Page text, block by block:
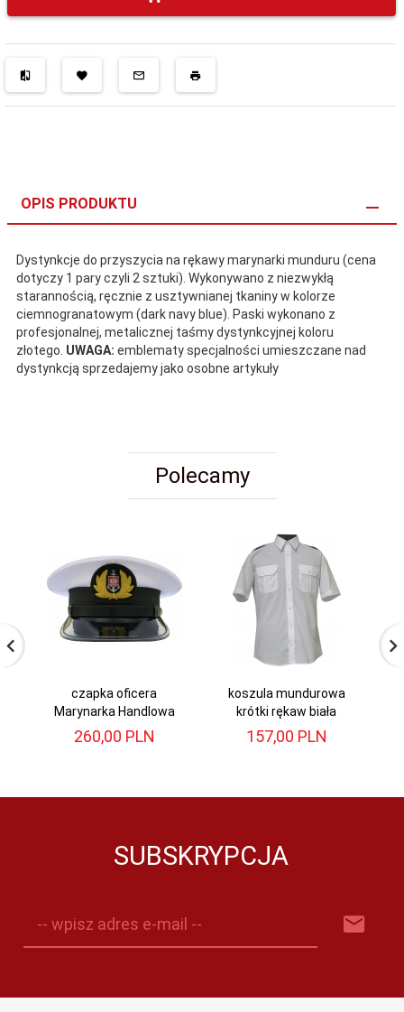
OPIS PRODUKTU
Dystynkcje do przyszycia na rękawy marynarki munduru (cena
dotyczy 1 pary czyli 2 sztuki). Wykonywano z niezwykłą
starannością, ręcznie z usztywnianej tkaniny w kolorze
ciemnogranatowym (dark navy blue). Paski wykonano z
profesjonalnej, metalicznej taśmy dystynkcyjnej koloru
złotego. UWAGA: emblematy specjalności umieszczane nad
dystynkcją sprzedajemy jako osobne artykuły
Polecamy
czapka oficera
Marynarka Handlowa
260,00 PLN
koszula mundurowa
krótki rękaw biała
157,00 PLN
SUBSKRYPCJA
-- wpisz adres e-mail --